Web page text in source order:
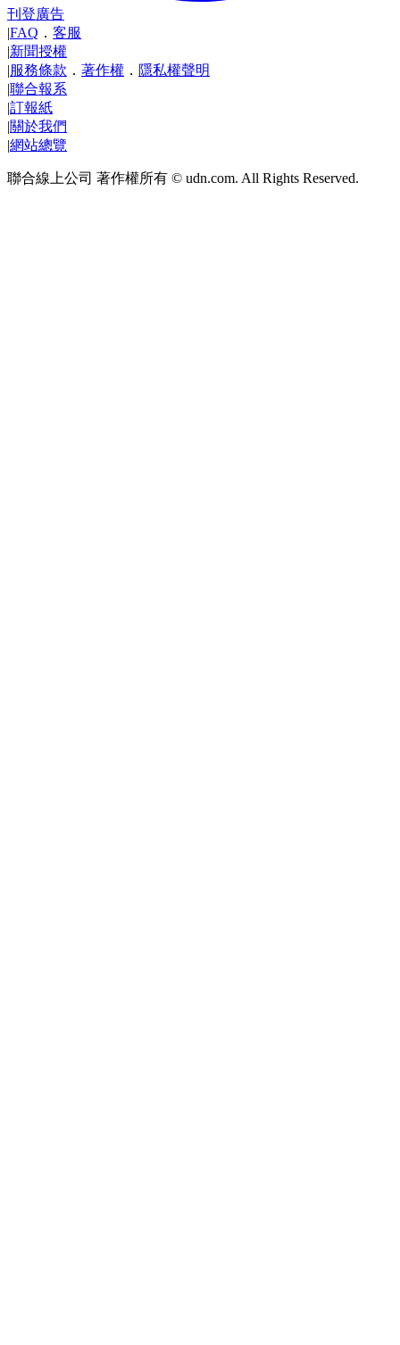
刊登廣告
|FAQ ． 客服
|新聞授權
|服務條款 ． 著作權 ． 隱私權聲明
|聯合報系
|訂報紙
|關於我們
|網站總覽
聯合線上公司 著作權所有 © udn.com. All Rights Reserved.